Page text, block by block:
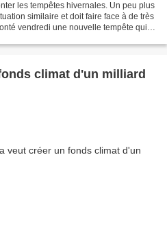
les tempêtes hivernales. Un peu plus
similaire et doit faire face à de très
vendredi une nouvelle tempête qui
climat d'un milliard